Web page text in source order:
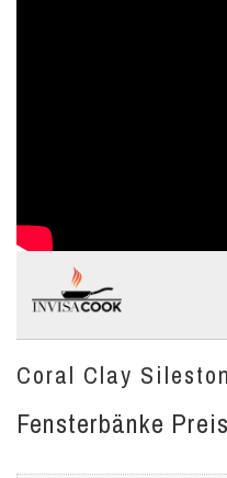
Coral Clay
Fensterbänke